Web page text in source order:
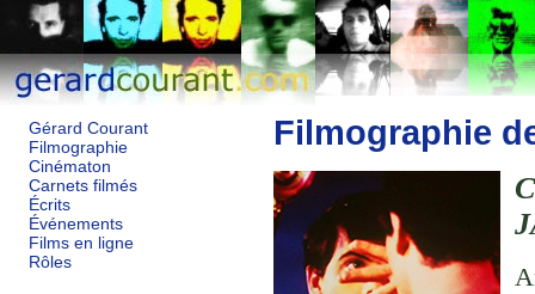
Gérard Courant
Filmographie
Cinématon
Carnets filmés
Écrits
Événements
Films en ligne
Rôles
Filmographie